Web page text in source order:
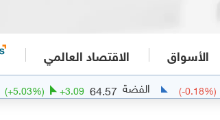
الأسواق الاقتصاد العالمي
الفضة 64.57
+3.09
(+5.03%) الذهب